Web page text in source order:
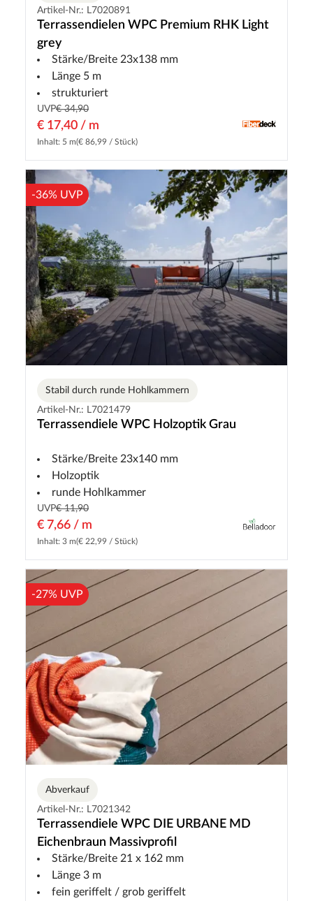
Artikel-Nr.: L7020891
Terrassendielen WPC Premium RHK Light
grey
Stärke/Breite 23x138 mm
Länge 5 m
strukturiert
UVP€ 34,90
€ 17,40 / m
Inhalt: 5 m(€ 86,99 / Stück)
-36% UVP
Stabil durch runde Hohlkammern
Artikel-Nr.: L7021479
Terrassendiele WPC Holzoptik Grau
Stärke/Breite 23x140 mm
Holzoptik
runde Hohlkammer
UVP€ 11,90
€ 7,66 / m
Inhalt: 3 m(€ 22,99 / Stück)
-27% UVP
Abverkauf
Artikel-Nr.: L7021342
Terrassendiele WPC DIE URBANE MD
Eichenbraun Massivprofil
Stärke/Breite 21 x 162 mm
Länge 3 m
fein geriffelt / grob geriffelt